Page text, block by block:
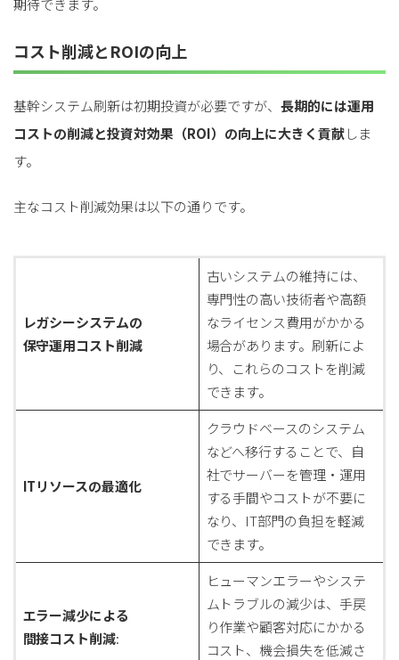
コスト削減とROIの向上
基幹システム刷新は初期投資が必要ですが、 長期的には運用
コストの削減と投資対効果（ROI）の向上に大きく貢献しま
す。
主なコスト削減効果は以下の通りです。
レガシーシステムの
保守運用コスト削減
古いシステムの維持には、
専門性の高い技術者や高額
なライセンス費用がかかる
場合があります。刷新によ
り、これらのコストを削減
できます。
ITリソースの最適化
クラウドベースのシステム
などへ移行することで、自
社でサーバーを管理・運用
する手間やコストが不要に
なり、IT部門の負担を軽減
できます。
エラー減少による
間接コスト削減:
ヒューマンエラーやシステ
ムトラブルの減少は、手戻
り作業や顧客対応にかかる
コスト、機会損失を低減さ
資料ダウンロードの一覧へ
お問い合わせフォームへ